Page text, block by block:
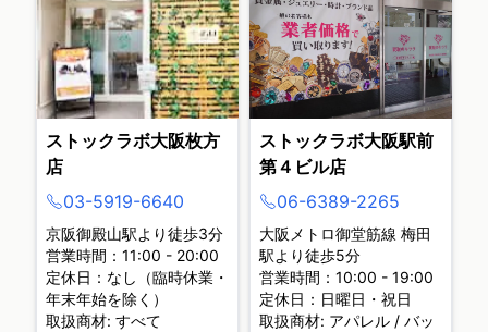
ストックラボ大阪枚方
店
03-5919-6640
京阪御殿山駅より徒歩3分
営業時間：11:00 - 20:00
定休日：なし（臨時休業・
年末年始を除く）
取扱商材: すべて
ストックラボ大阪駅前
第４ビル店
06-6389-2265
大阪メトロ御堂筋線 梅田
駅より徒歩5分
営業時間：10:00 - 19:00
定休日：日曜日・祝日
取扱商材: アパレル / バッ